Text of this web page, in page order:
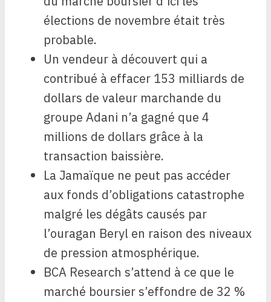
élections de novembre était très
probable.
Un vendeur à découvert qui a
contribué à effacer 153 milliards de
dollars de valeur marchande du
groupe Adani n’a gagné que 4
millions de dollars grâce à la
transaction baissière.
La Jamaïque ne peut pas accéder
aux fonds d’obligations catastrophe
malgré les dégâts causés par
l’ouragan Beryl en raison des niveaux
de pression atmosphérique.
BCA Research s’attend à ce que le
marché boursier s’effondre de 32 %